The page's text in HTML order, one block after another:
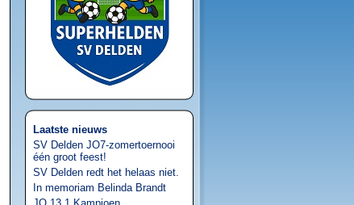
Laatste nieuws
SV Delden JO7-zomertoernooi
één groot feest!
SV Delden redt het helaas niet.
In memoriam Belinda Brandt